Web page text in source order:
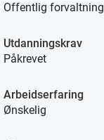
Offentlig forvaltning
Utdanningskrav
Påkrevet
Arbeidserfaring
Ønskelig